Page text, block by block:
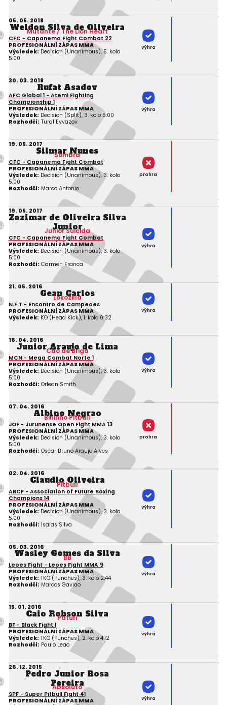
05. 05. 2018
Weldon Silva de Oliveira
Mutante / The Lion Heart
CFC - Capanema Fight Combat 22
PROFESIONÁLNÍ ZÁPAS MMA
Výsledek: Decision (Unanimous), 5. kolo
5:00
výhra
30. 03. 2018
Rufat Asadov
AFC Global 1 - Atemi Fighting
Championship 1
PROFESIONÁLNÍ ZÁPAS MMA
Výsledek: Decision (Split), 3. kolo 5:00
Rozhodčí: Tural Eyvazov
výhra
19. 05. 2017
Silmar Nunes
Sombra
CFC - Capanema Fight Combat
PROFESIONÁLNÍ ZÁPAS MMA
Výsledek: Decision (Unanimous), 3. kolo
5:00
Rozhodčí: Marco Antonio
prohra
19. 05. 2017
Zozimar de Oliveira Silva
Junior
Junior Suicida
CFC - Capanema Fight Combat
PROFESIONÁLNÍ ZÁPAS MMA
Výsledek: Decision (Unanimous), 3. kolo
5:00
Rozhodčí: Carmen Franca
výhra
21. 05. 2016
Gean Carlos
Lokozilla
N.F.T - Encontro de Campeoes
PROFESIONÁLNÍ ZÁPAS MMA
Výsledek: KO (Head Kick), 1. kolo 0:32
výhra
16. 04. 2016
Junior Araujo de Lima
Cao de Briga
MCN - Mega Combat Norte 1
PROFESIONÁLNÍ ZÁPAS MMA
Výsledek: Decision (Unanimous), 3. kolo
5:00
Rozhodčí: Orlean Smith
výhra
07. 04. 2016
Albino Negrao
Bininho Pitbull
JOF - Jurunense Open Fight MMA 13
PROFESIONÁLNÍ ZÁPAS MMA
Výsledek: Decision (Unanimous), 3. kolo
5:00
Rozhodčí: Oscar Bruno Araujo Alves
prohra
02. 04. 2016
Claudio Oliveira
Pitbull
ABCF - Association of Future Boxing
Champions 14
PROFESIONÁLNÍ ZÁPAS MMA
Výsledek: Decision (Unanimous), 3. kolo
5:00
Rozhodčí: Isaias Silva
výhra
05. 03. 2016
Wasley Gomes da Silva
BB
Leoes Fight - Leoes Fight MMA 9
PROFESIONÁLNÍ ZÁPAS MMA
Výsledek: TKO (Punches), 3. kolo 2:44
Rozhodčí: Marcos Gaviao
výhra
15. 01. 2016
Caio Robson Silva
Paturi
BF - Black Fight 1
PROFESIONÁLNÍ ZÁPAS MMA
Výsledek: TKO (Punches), 2. kolo 4:12
Rozhodčí: Paulo Leao
výhra
26. 12. 2015
Pedro Junior Rosa
Pereira
Absoluto
SPF - Super Pitbull Fight 41
PROFESIONÁLNÍ ZÁPAS MMA
výhra